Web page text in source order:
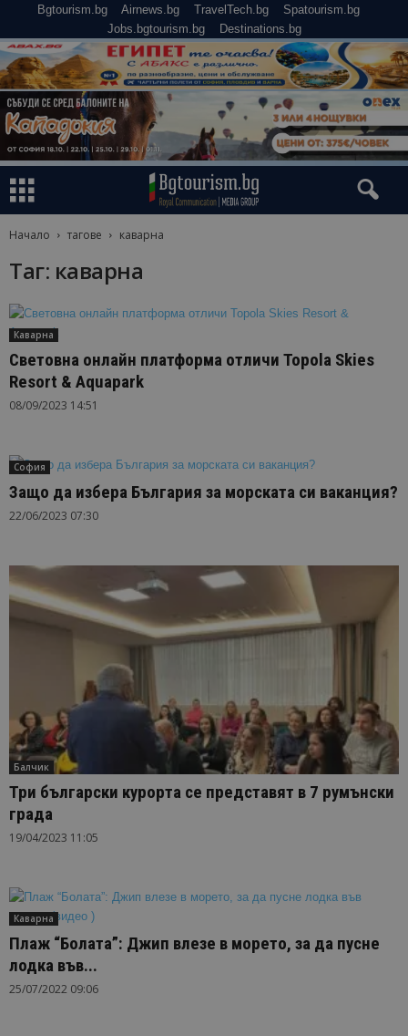
Bgtourism.bg Airnews.bg TravelTech.bg
Spatourism.bg
Jobs.bgtourism.bg
Destinations.bg
Начало тагове каварна
Таг: каварна
Каварна
Световна онлайн платформа отличи Topola Skies
Resort & Aquapark
08/09/2023 14:51
София
Защо да избера България за морската си ваканция?
22/06/2023 07:30
Балчик
Три български курорта се представят в 7 румънски
града
19/04/2023 11:05
Каварна
Плаж “Болата”: Джип влезе в морето, за да пусне
лодка във...
25/07/2022 09:06